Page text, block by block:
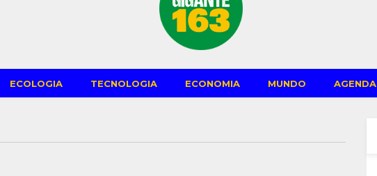
ECOLOGIA TECNOLOGIA ECONOMIA MUNDO AGENDA